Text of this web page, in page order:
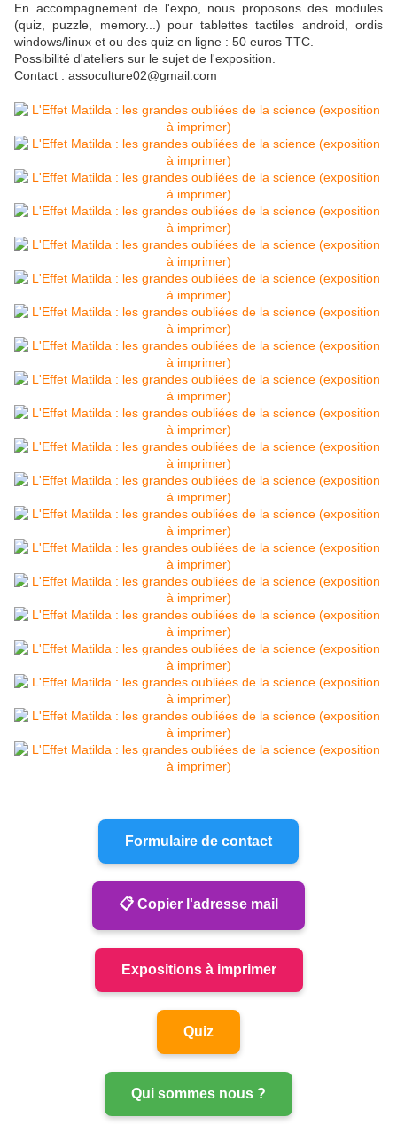
En accompagnement de l'expo, nous proposons des modules
(quiz, puzzle, memory...) pour tablettes tactiles android, ordis
windows/linux et ou des quiz en ligne : 50 euros TTC.
Possibilité d'ateliers sur le sujet de l'exposition.
Contact : assoculture02@gmail.com
Formulaire de contact
📋 Copier l'adresse mail
Expositions à imprimer
Quiz
Qui sommes nous ?